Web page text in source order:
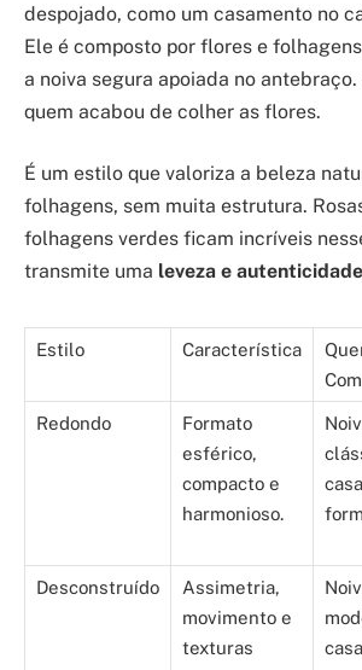
despojado, como um casamento no
Ele é composto por flores e
a noiva segura apoiada no antebraço.
quem acabou de colher as flores.
É um estilo que valoriza a beleza
folhagens, sem muita estrutura.
folhagens verdes ficam incríveis
transmite uma leveza e autenticidade
Estilo Característica
Redondo
Formato
esférico,
compacto e
harmonioso.
Desconstruído
Assimetria,
movimento e
texturas